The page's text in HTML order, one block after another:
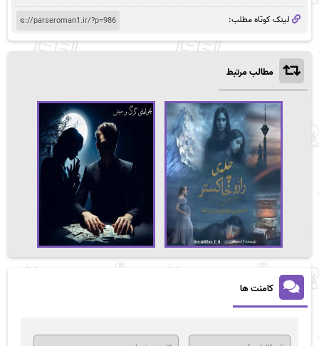
لینک کوتاه مطلب:
مطالب مرتبط
کامنت ها